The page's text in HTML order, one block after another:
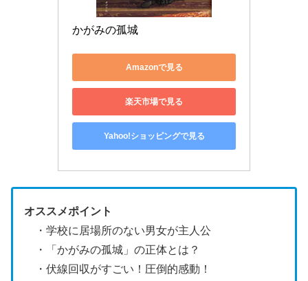
かがみの孤城
Amazonで見る
楽天市場で見る
Yahoo!ショッピングで見る
オススメポイント
・学校に居場所のない男女が主人公
・「かがみの孤城」の正体とは？
・伏線回収がすごい！圧倒的感動！